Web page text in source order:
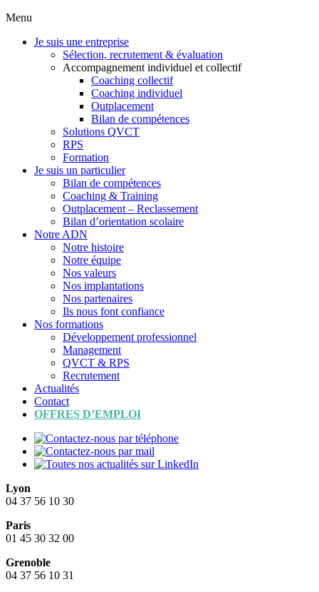
Menu
Je suis une entreprise
Sélection, recrutement & évaluation
Accompagnement individuel et collectif
Coaching collectif
Coaching individuel
Outplacement
Bilan de compétences
Solutions QVCT
RPS
Formation
Je suis un particulier
Bilan de compétences
Coaching & Training
Outplacement – Reclassement
Bilan d’orientation scolaire
Notre ADN
Notre histoire
Notre équipe
Nos valeurs
Nos implantations
Nos partenaires
Ils nous font confiance
Nos formations
Développement professionnel
Management
QVCT & RPS
Recrutement
Actualités
Contact
OFFRES D’EMPLOI
Lyon
04 37 56 10 30
Paris
01 45 30 32 00
Grenoble
04 37 56 10 31